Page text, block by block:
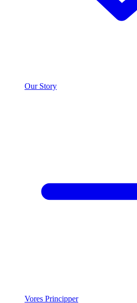
Our Story
Vores Principper